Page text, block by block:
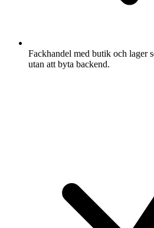
Fackhandel med butik och lager
utan att byta backend.